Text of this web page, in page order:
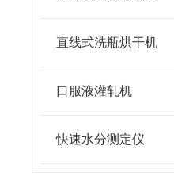
直线式洗瓶烘干机
口服液灌轧机
快速水分测定仪